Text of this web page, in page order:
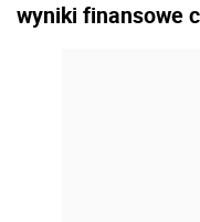
wyniki finansowe